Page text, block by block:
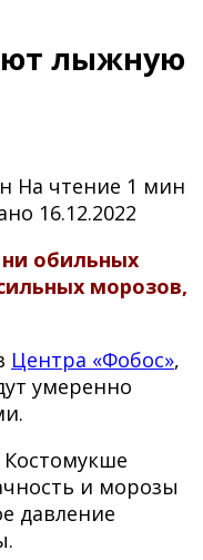
лыжную
На чтение 1 мин
16.12.2022
обильных
морозов,
Центра «Фобос»,
умеренно
и морозы
давление